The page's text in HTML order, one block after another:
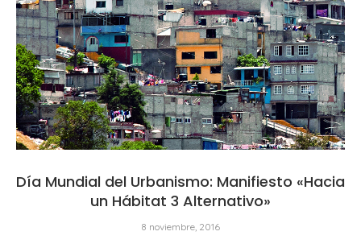
Día Mundial del Urbanismo: Manifiesto «Hacia
un Hábitat 3 Alternativo»
8 noviembre, 2016